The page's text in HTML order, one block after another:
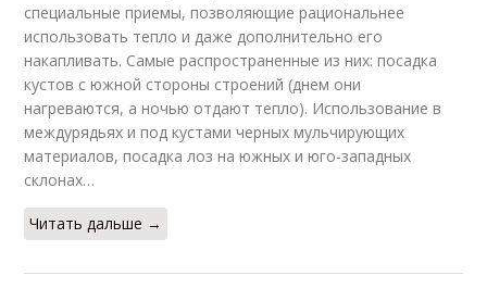
специальные приемы, позволяющие рациональнее
использовать тепло и даже дополнительно его
накапливать. Самые распространенные из них: посадка
кустов с южной стороны строений (днем они
нагреваются, а ночью отдают тепло). Использование в
междурядьях и под кустами черных мульчирующих
материалов, посадка лоз на южных и юго-западных
склонах…
Читать дальше →